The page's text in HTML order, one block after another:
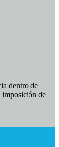
dentro de
imposición de